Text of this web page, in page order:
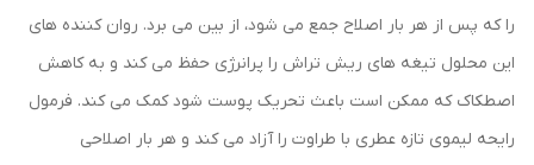
را که پس از هر بار اصلاح جمع می شود، از بین می برد. روان کننده های
این محلول تیغه های ریش تراش را پرانرژی حفظ می کند و به کاهش
اصطکاک که ممکن است باعث تحریک پوست شود کمک می کند. فرمول
رایحه لیموی تازه عطری با طراوت را آزاد می کند و هر بار اصلاحی